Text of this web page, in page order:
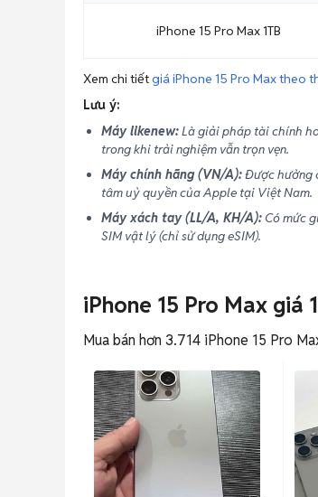
iPhone 15 Pro Max 1TB
Xem chi tiếtgiá iPhone 15 Pro Max theo
Lưu ý:
Máy likenew:Là giải pháp tài chính
trong khi trải nghiệm vẫn trọn vẹn.
Máy chính hãng (VN/A):Được hưởng
tâm uỷ quyền của Apple tại Việt Nam.
Máy xách tay (LL/A, KH/A): Có mức
SIM vật lý (chỉ sử dụng eSIM).
iPhone 15 Pro Max giá
Mua bán hơn 3.714 iPhone 15 Pro